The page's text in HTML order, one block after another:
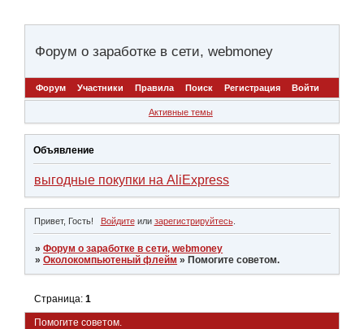
Форум о заработке в сети, webmoney
Форум Участники Правила Поиск Регистрация Войти
Активные темы
Объявление
выгодные покупки на AliExpress
Привет, Гость! Войдитеили зарегистрируйтесь.
»Форум о заработке в сети, webmoney
»Околокомпьютеный флейм » Помогите советом.
Помогите советом.
Страница:1